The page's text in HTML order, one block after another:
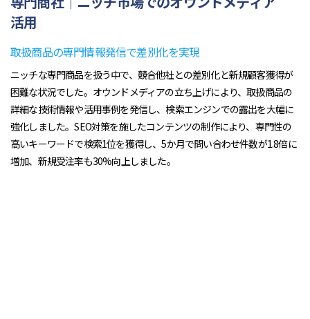
活用
取扱商品の専門情報発信で差別化を実現
ニッチな専門商品を扱う中で、競合他社との差別化と新規顧客獲得が
困難な状況でした。オウンドメディアの立ち上げにより、取扱商品の
詳細な技術情報や活用事例を発信し、検索エンジンでの露出を大幅に
強化しました。SEO対策を施したコンテンツの制作により、専門性の
高いキーワードで検索1位を獲得し、5か月で問い合わせ件数が1.8倍に
増加、新規受注率も30%向上しました。